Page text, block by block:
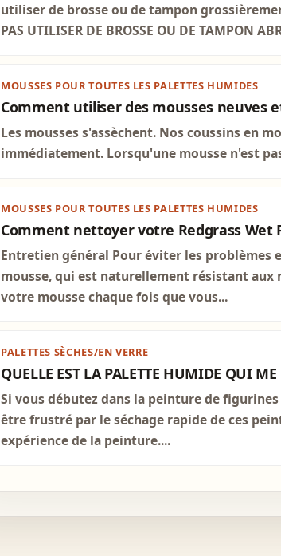
utiliser de brosse ou de tampon
PAS UTILISER DE BROSSE OU DE TAMPON
MOUSSES POUR TOUTES LES PALETTES HUMIDES
Comment utiliser des mousses neuves
Les mousses s'assèchent. Nos coussins en
immédiatement. Lorsqu'une mousse n'est
MOUSSES POUR TOUTES LES PALETTES HUMIDES
Comment nettoyer votre Redgrass Wet
Entretien général Pour éviter les problèmes
mousse, qui est naturellement résistant
votre mousse chaque fois que vous...
PALETTES SÈCHES/EN VERRE
QUELLE EST LA PALETTE HUMIDE QUI
Si vous débutez dans la peinture de
être frustré par le séchage rapide de ces
expérience de la peinture....